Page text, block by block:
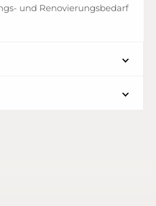
und Renovierungsbedarf